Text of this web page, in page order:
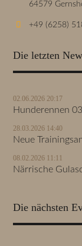
64579
+49 (6258)
Die letzten
02.06.2026 20:17
Hunderennen
28.03.2026 14:40
Neue
08.02.2026 11:11
Närrische
Die nächsten